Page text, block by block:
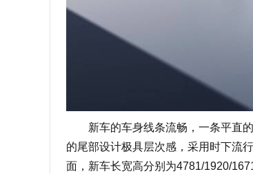
新车的车身线条流畅，一条平直的
的尾部设计极具层次感，采用时下流
面，新车长宽高分别为4781/1920/